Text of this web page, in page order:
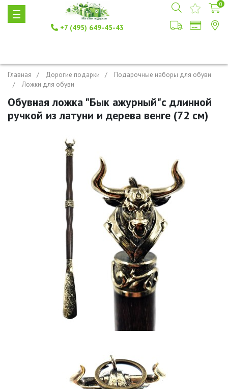
+7 (495) 649-45-43
0
Главная Дорогие подарки
Подарочные наборы для обуви
Ложки для обуви
Обувная ложка "Бык ажурный"с длинной
ручкой из латуни и дерева венге (72 см)